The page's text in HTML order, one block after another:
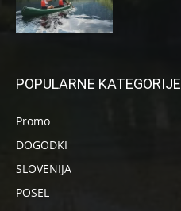
POPULARNE KATEGORIJE
Promo
DOGODKI
SLOVENIJA
POSEL